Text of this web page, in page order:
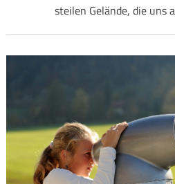
steilen Gelände, die uns